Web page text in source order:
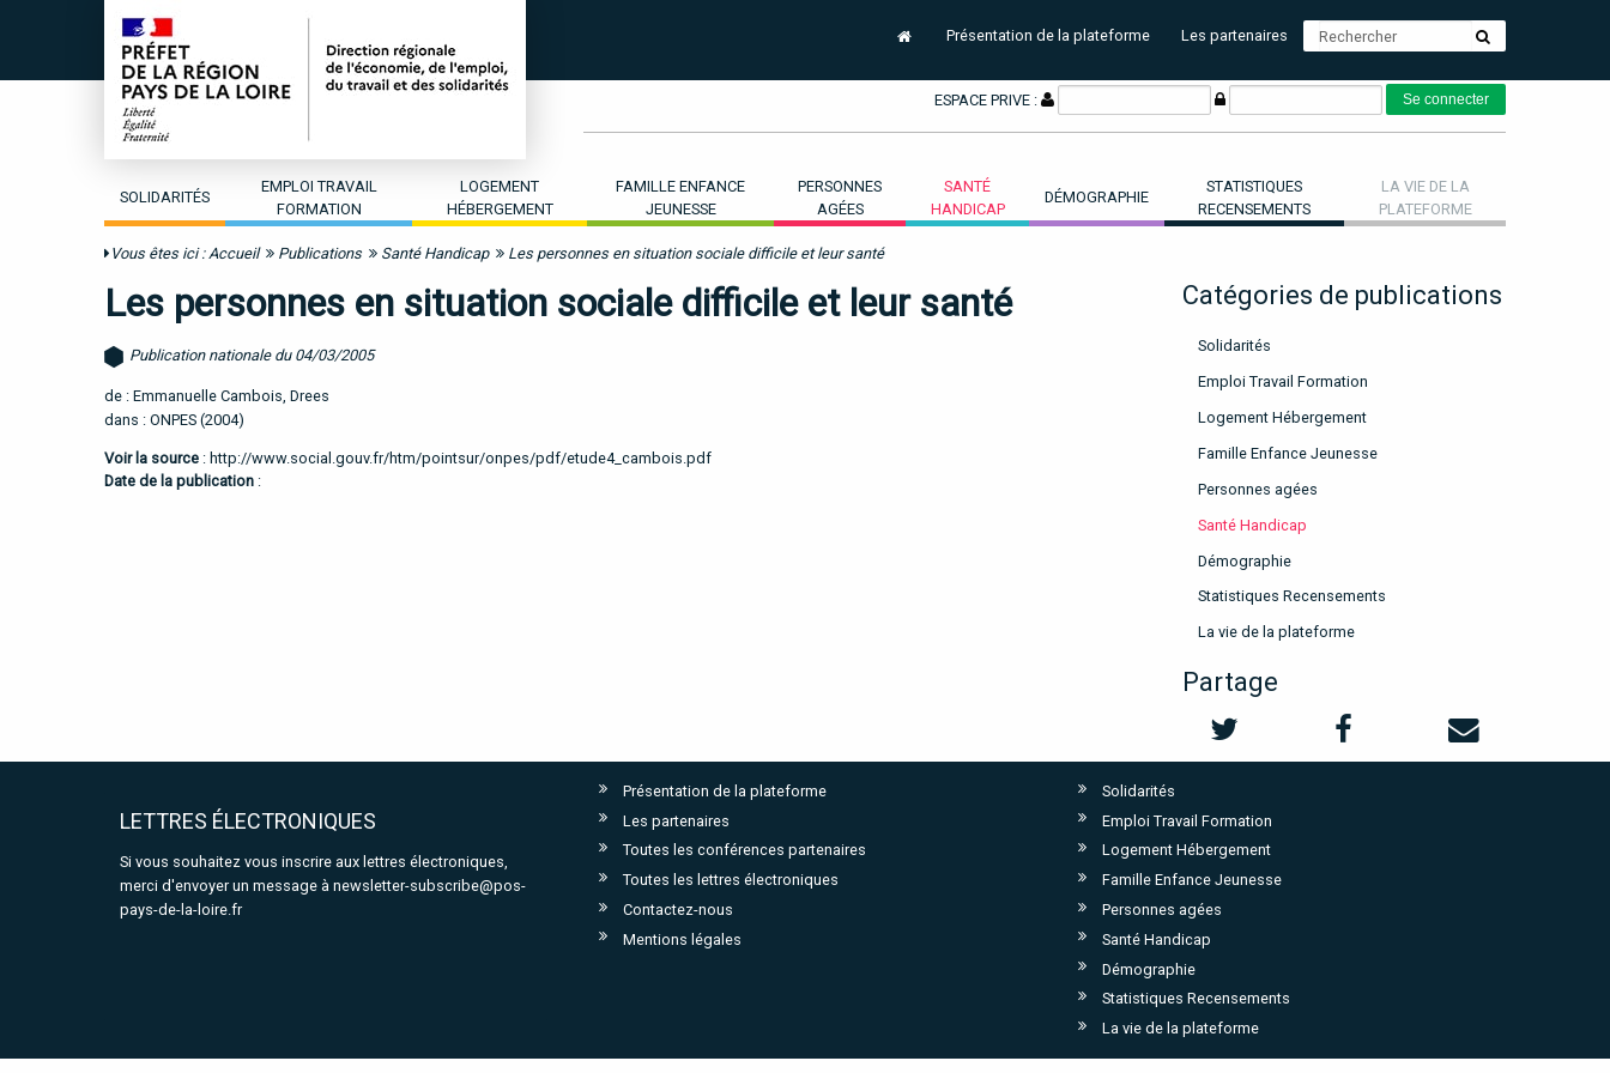
Présentation de la plateforme Les partenaires
ESPACE PRIVE :
SOLIDARITÉS
EMPLOI TRAVAIL
FORMATION
LOGEMENT
HÉBERGEMENT
FAMILLE ENFANCE
JEUNESSE
PERSONNES
AGÉES
SANTÉ
HANDICAP
DÉMOGRAPHIE
STATISTIQUES
RECENSEMENTS
LA VIE DE LA
PLATEFORME
Vous êtes ici : Accueil Publications Santé Handicap Les personnes en situation sociale difficile et leur santé
Les personnes en situation sociale difficile et leur santé
Publication nationale du 04/03/2005
de : Emmanuelle Cambois, Drees
dans : ONPES (2004)
Voir la source : http://www.social.gouv.fr/htm/pointsur/onpes/pdf/etude4_cambois.pdf
Date de la publication :
Catégories de publications
Solidarités
Emploi Travail Formation
Logement Hébergement
Famille Enfance Jeunesse
Personnes agées
Santé Handicap
Démographie
Statistiques Recensements
La vie de la plateforme
Partage
LETTRES ÉLECTRONIQUES
Si vous souhaitez vous inscrire aux lettres électroniques,
merci d'envoyer un message à newsletter-subscribe@pos-
pays-de-la-loire.fr
Présentation de la plateforme
Les partenaires
Toutes les conférences partenaires
Toutes les lettres électroniques
Contactez-nous
Mentions légales
Solidarités
Emploi Travail Formation
Logement Hébergement
Famille Enfance Jeunesse
Personnes agées
Santé Handicap
Démographie
Statistiques Recensements
La vie de la plateforme